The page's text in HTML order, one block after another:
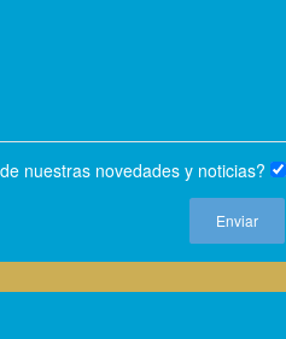
nuestras novedades y noticias?